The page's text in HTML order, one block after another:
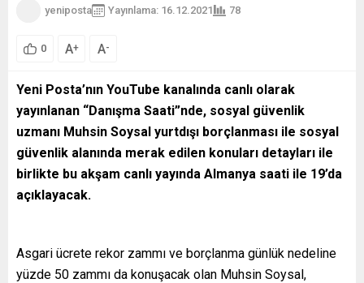
yeniposta Yayınlama: 16.12.2021 78
0 A+ A-
Yeni Posta’nın YouTube kanalında canlı olarak
yayınlanan “Danışma Saati”nde, sosyal güvenlik
uzmanı Muhsin Soysal yurtdışı borçlanması ile sosyal
güvenlik alanında merak edilen konuları detayları ile
birlikte bu akşam canlı yayında Almanya saati ile 19’da
açıklayacak.
Asgari ücrete rekor zammı ve borçlanma günlük nedeline
yüzde 50 zammı da konuşacak olan Muhsin Soysal,